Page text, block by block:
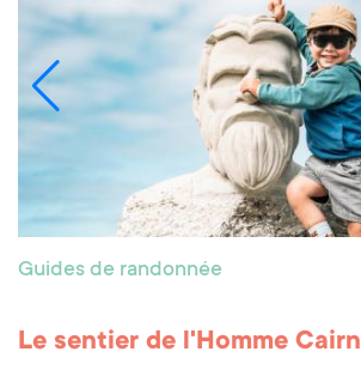
Guides de randonnée
Le sentier de l'Homme Cairn